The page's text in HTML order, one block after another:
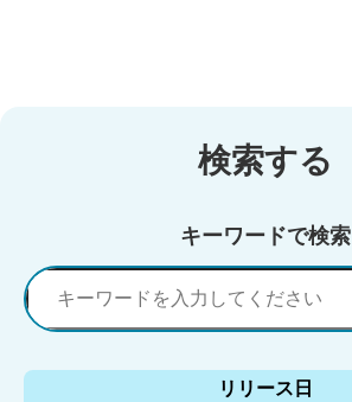
検索する
キーワードで検索
リリース日